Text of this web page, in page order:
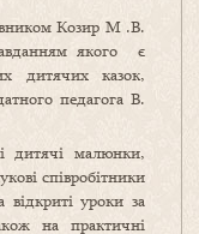
Козир М .В.
якого є
дитячих казок,
педагога В.
дитячі малюнки,
співробітники
уроки за
на практичні